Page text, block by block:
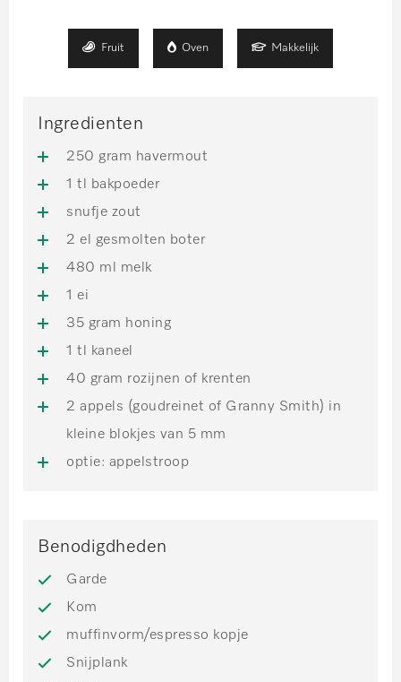
Fruit Oven Makkelijk
Ingredienten
250 gram havermout
1 tl bakpoeder
snufje zout
2 el gesmolten boter
480 ml melk
1 ei
35 gram honing
1 tl kaneel
40 gram rozijnen of krenten
2 appels (goudreinet of Granny Smith) in
kleine blokjes van 5 mm
optie: appelstroop
Benodigdheden
Garde
Kom
muffinvorm/espresso kopje
Snijplank